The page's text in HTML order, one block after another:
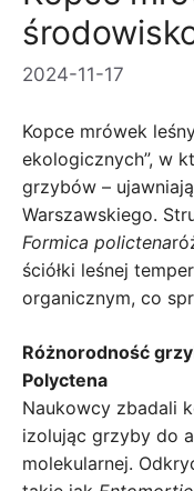
2024-11-17
Kopce mrówek
ekologicznych”, w
grzybów –
Warszawskiego.
Formica polictena
ściółki leśnej
organicznym, co
Różnorodność
Polyctena
Naukowcy zbadali
izolując grzyby do
molekularnej.